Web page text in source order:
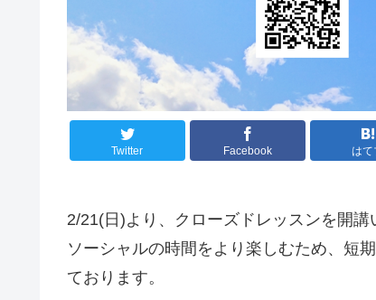
Twitter Facebook はて
2/21(日)より、クローズドレッスンを開講
ソーシャルの時間をより楽しむため、短
ております。